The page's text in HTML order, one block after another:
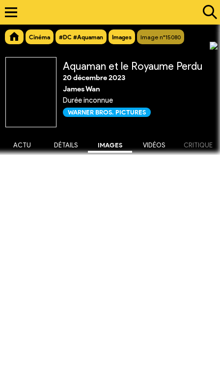
Cinéma #DC #Aquaman Images Image n°15080
Aquaman et le Royaume Perdu
20 décembre 2023
James Wan
Durée inconnue
WARNER BROS. PICTURES
ACTU DÉTAILS IMAGES VIDÉOS CRITIQUE